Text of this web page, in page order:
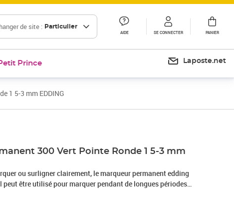
de site : Particulier
AIDE SE CONNECTER PANIER
Prince Laposte.net
1 5-3 mm EDDING
300 Vert Pointe Ronde 1 5-3 mm
ou surligner clairement, le marqueur permanent edding
peut être utilisé pour marquer pendant de longues périodes
surface - photos, plastique, verre, bois, pierre, cuir, métal, etc
parmi les marqueurs permanents est muni d'une